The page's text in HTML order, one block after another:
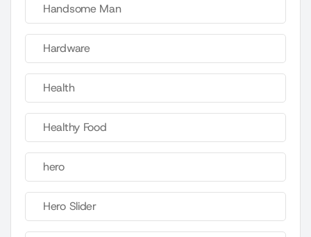
Handsome Man
Hardware
Health
Healthy Food
hero
Hero Slider